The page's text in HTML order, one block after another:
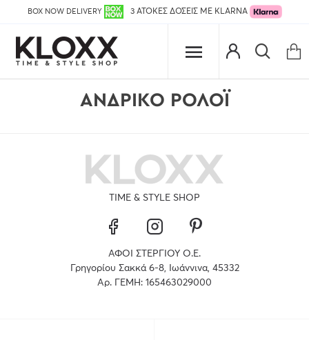
BOX NOW DELIVERY 3 ΑΤΟΚΕΣ ΔΟΣΕΙΣ ΜΕ KLARNA
ΑΝΔΡΙΚΌ ΡΟΛΌΙ
TIME & STYLE SHOP
ΑΦΟΙ ΣΤΕΡΓΙΟΥ Ο.Ε.
Γρηγορίου Σακκά 6-8, Ιωάννινα, 45332
Αρ. ΓΕΜΗ: 165463029000